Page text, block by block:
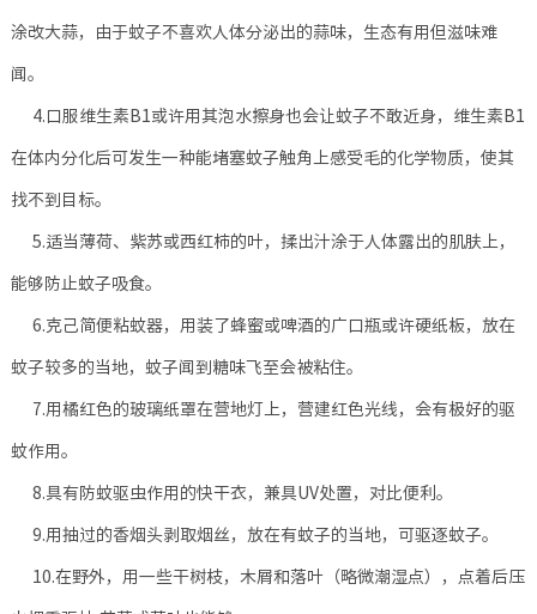
涂改大蒜，由于蚊子不喜欢人体分泌出的蒜味，生态有用但滋味难
闻。
4.口服维生素B1或许用其泡水擦身也会让蚊子不敢近身，维生素B1
在体内分化后可发生一种能堵塞蚊子触角上感受毛的化学物质，使其
找不到目标。
5.适当薄荷、紫苏或西红柿的叶，揉出汁涂于人体露出的肌肤上，
能够防止蚊子吸食。
6.克己简便粘蚊器，用装了蜂蜜或啤酒的广口瓶或许硬纸板，放在
蚊子较多的当地，蚊子闻到糖味飞至会被粘住。
7.用橘红色的玻璃纸罩在营地灯上，营建红色光线，会有极好的驱
蚊作用。
8.具有防蚊驱虫作用的快干衣，兼具UV处置，对比便利。
9.用抽过的香烟头剥取烟丝，放在有蚊子的当地，可驱逐蚊子。
10.在野外，用一些干树枝，木屑和落叶（略微潮湿点），点着后压